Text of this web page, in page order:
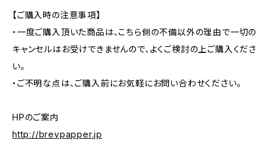
【ご購入時の注意事項】
・一度ご購入頂いた商品は、こちら側の不備以外の理由で一切の
キャンセルはお受けできませんので、よくご検討の上ご購入くださ
い。
・ご不明な点は、ご購入前にお気軽にお問い合わせください。
HPのご案内
http://brevpapper.jp